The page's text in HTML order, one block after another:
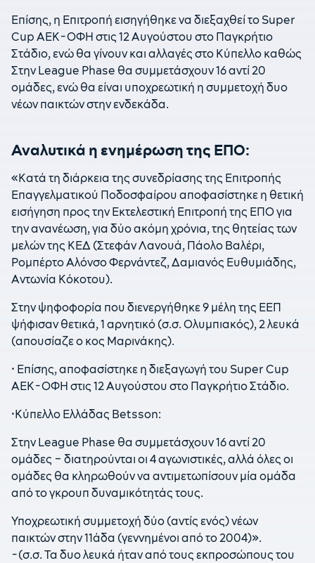
Επίσης, η Επιτροπή εισηγήθηκε να διεξαχθεί το Super
Cup ΑΕΚ-ΟΦΗ στις 12 Αυγούστου στο Παγκρήτιο
Στάδιο, ενώ θα γίνουν και αλλαγές στο Κύπελλο καθώς
Στην League Phase θα συμμετάσχουν 16 αντί 20
ομάδες, ενώ θα είναι υποχρεωτική η συμμετοχή δυο
νέων παικτών στην ενδεκάδα.
Αναλυτικά η ενημέρωση της ΕΠΟ:
«Κατά τη διάρκεια της συνεδρίασης της Επιτροπής
Επαγγελματικού Ποδοσφαίρου αποφασίστηκε η θετική
εισήγηση προς την Εκτελεστική Επιτροπή της ΕΠΟ για
την ανανέωση, για δύο ακόμη χρόνια, της θητείας των
μελών της ΚΕΔ (Στεφάν Λανουά, Πάολο Βαλέρι,
Ρομπέρτο Αλόνσο Φερνάντεζ, Δαμιανός Ευθυμιάδης,
Αντωνία Κόκοτου).
Στην ψηφοφορία που διενεργήθηκε 9 μέλη της ΕΕΠ
ψήφισαν θετικά, 1 αρνητικό (σ.σ. Ολυμπιακός), 2 λευκά
(απουσίαζε ο κος Μαρινάκης).
• Επίσης, αποφασίστηκε η διεξαγωγή του Super Cup
ΑΕΚ-ΟΦΗ στις 12 Αυγούστου στο Παγκρήτιο Στάδιο.
•Κύπελλο Ελλάδας Betsson:
Στην League Phase θα συμμετάσχουν 16 αντί 20
ομάδες – διατηρούνται οι 4 αγωνιστικές, αλλά όλες οι
ομάδες θα κληρωθούν να αντιμετωπίσουν μία ομάδα
από το γκρουπ δυναμικότητάς τους.
Υποχρεωτική συμμετοχή δύο (αντίς ενός) νέων
παικτών στην 11άδα (γεννημένοι από το 2004)».
-(σ.σ. Τα δυο λευκά ήταν από τους εκπροσώπους του